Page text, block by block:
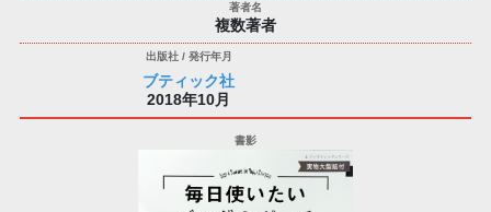
複数著者
ブティック社
2018年10月